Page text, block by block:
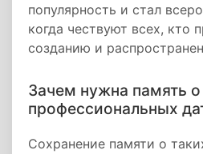
популярность и стал
когда чествуют всех, кто
созданию и
Зачем нужна память о
профессиональных
Сохранение памяти о